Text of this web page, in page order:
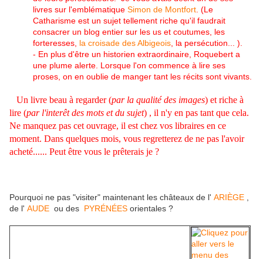
livres sur l'emblématique Simon de Montfort . (Le
Catharisme est un sujet tellement riche qu'il faudrait
consacrer un blog entier sur les us et coutumes, les
forteresses, la croisade des Albigeois , la persécution... ).
- En plus d'être un historien extraordinaire, Roquebert a
une plume alerte. Lorsque l'on commence à lire ses
proses, on en oublie de manger tant les récits sont vivants.
Un livre beau à regarder (par la qualité des images) et riche à
lire (par l'interêt des mots et du sujet) , il n'y en pas tant que cela.
Ne manquez pas cet ouvrage, il est chez vos libraires en ce
moment. Dans quelques mois, vous regretterez de ne pas l'avoir
acheté...... Peut être vous le prêterais je ?
Pourquoi ne pas "visiter" maintenant les châteaux de l' ARIÈGE
de l' AUDE ou des PYRÉNÉES orientales ?